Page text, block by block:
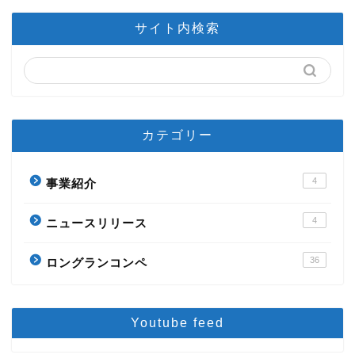
サイト内検索
カテゴリー
事業紹介 4
ニュースリリース 4
ロングランコンペ 36
Youtube feed